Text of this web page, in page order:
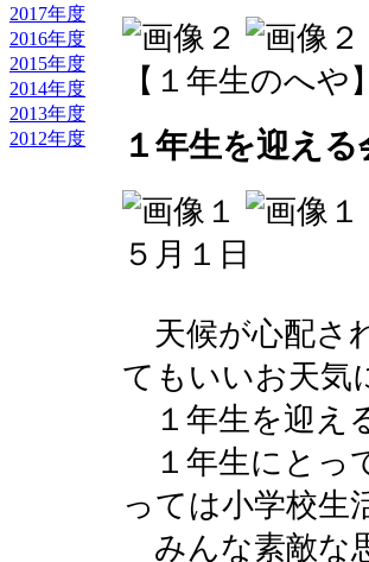
2017年度
2016年度
2015年度
2014年度
2013年度
2012年度
【１年生のへや
１年生を迎える
５月１日
天候が心配さ
てもいいお天気
１年生を迎え
１年生にとっ
っては小学校生
みんな素敵な